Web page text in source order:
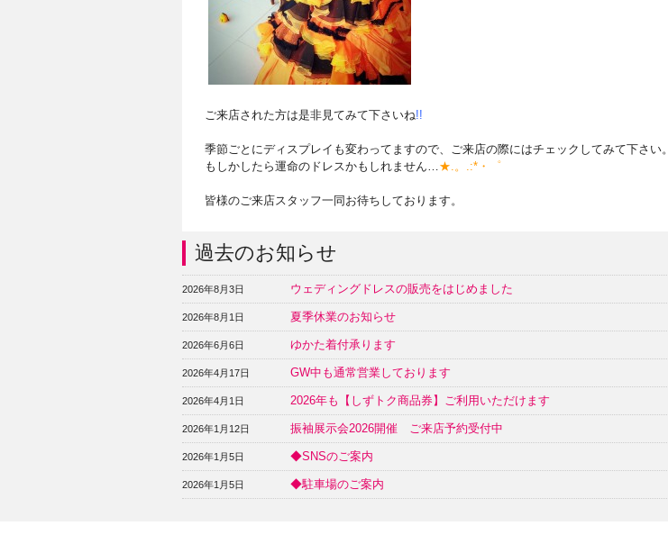
ご来店された方は是非見てみて下さいね!!
季節ごとにディスプレイも変わってますので、ご来店の際にはチェックしてみて下さい。
もしかしたら運命のドレスかもしれません…★.。.:*・゜
皆様のご来店スタッフ一同お待ちしております。
過去のお知らせ
2026年8月3日 ウェディングドレスの販売をはじめました
2026年8月1日 夏季休業のお知らせ
2026年6月6日 ゆかた着付承ります
2026年4月17日 GW中も通常営業しております
2026年4月1日 2026年も【しずトク商品券】ご利用いただけます
2026年1月12日 振袖展示会2026開催 ご来店予約受付中
2026年1月5日 ◆SNSのご案内
2026年1月5日 ◆駐車場のご案内